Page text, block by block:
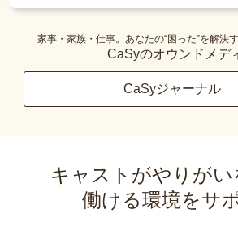
家事・家族・仕事。あなたの“困った”を解決
CaSyのオウンドメデ
CaSyジャーナル
キャストがやりがい
働ける環境をサ